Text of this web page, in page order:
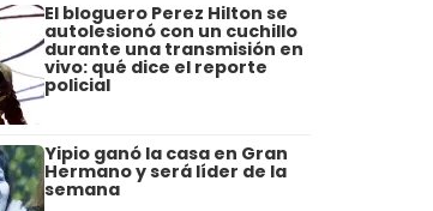
El bloguero Perez Hilton se
autolesionó con un cuchillo
durante una transmisión en
vivo: qué dice el reporte
policial
Yipio ganó la casa en Gran
Hermano y será líder de la
semana